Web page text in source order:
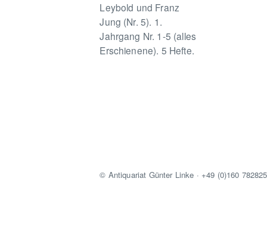
Leybold und Franz
Jung (Nr. 5). 1.
Jahrgang Nr. 1-5 (alles
Erschienene). 5 Hefte.
© Antiquariat Günter Linke · +49 (0)160